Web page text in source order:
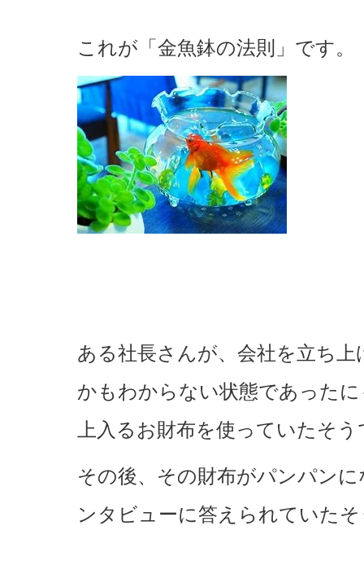
これが「金魚鉢の法則」です。
ある社長さんが、会社を立ち
かもわからない状態であった
上入るお財布を使っていたそ
その後、その財布がパンパン
ンタビューに答えられていた